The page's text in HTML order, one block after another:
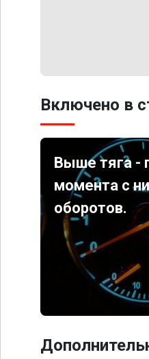
Включено в
Выше тяга -
момента с
оборотов.